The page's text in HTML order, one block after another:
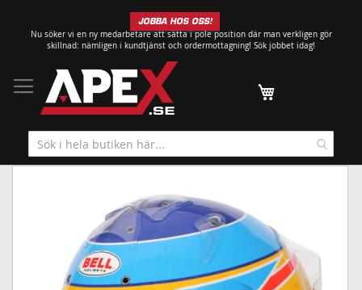
till
innehållet
JOBBA HOS OSS!
Nu söker vi en ny medarbetare att sätta i pole position där man verkligen gör
skillnad: nämligen i kundtjänst och ordermottagning! Sök jobbet idag!
Min kundvagn